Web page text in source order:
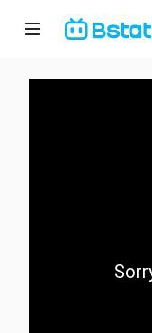
Halaman
Kategori